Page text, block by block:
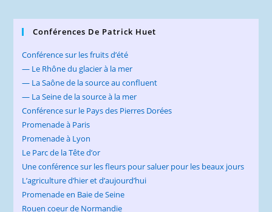
Conférences De Patrick Huet
Conférence sur les fruits d’été
— Le Rhône du glacier à la mer
— La Saône de la source au confluent
— La Seine de la source à la mer
Conférence sur le Pays des Pierres Dorées
Promenade à Paris
Promenade à Lyon
Le Parc de la Tête d’or
Une conférence sur les fleurs pour saluer pour les beaux jours
L’agriculture d’hier et d’aujourd’hui
Promenade en Baie de Seine
Rouen coeur de Normandie